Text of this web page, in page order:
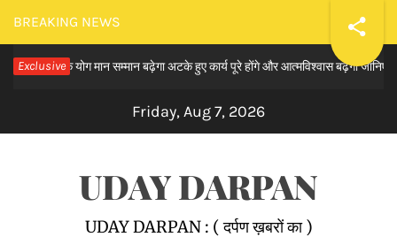
Skip
to
content
BREAKING NEWS
Exclusive
के योग मान सम्मान बढ़ेगा अटके हुए कार्य पूरे होंगे और आत्मविश्वास बढ़ेगा जानिए ज्योतिष
Friday, Aug 7, 2026
UDAY DARPAN
UDAY DARPAN : ( दर्पण ख़बरों का )